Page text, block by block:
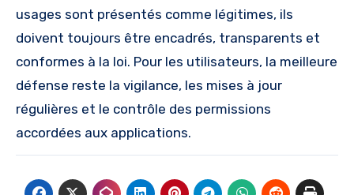
usages sont présentés comme légitimes, ils
doivent toujours être encadrés, transparents et
conformes à la loi. Pour les utilisateurs, la meilleure
défense reste la vigilance, les mises à jour
régulières et le contrôle des permissions
accordées aux applications.